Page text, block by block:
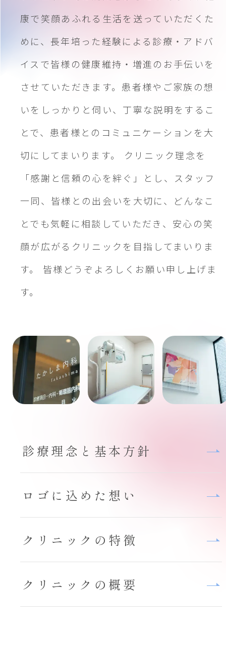
康で笑顔あふれる生活を送っていただくた
めに、長年培った経験による診療・アドバ
イスで皆様の健康維持・増進のお手伝いを
させていただきます。患者様やご家族の想
いをしっかりと伺い、丁寧な説明をするこ
とで、患者様とのコミュニケーションを大
切にしてまいります。 クリニック理念を
「感謝と信頼の心を絆ぐ」とし、スタッフ
一同、皆様との出会いを大切に、どんなこ
とでも気軽に相談していただき、安心の笑
顔が広がるクリニックを目指してまいりま
す。 皆様どうぞよろしくお願い申し上げま
す。
診療理念と基本方針
ロゴに込めた想い
クリニックの特徴
クリニックの概要